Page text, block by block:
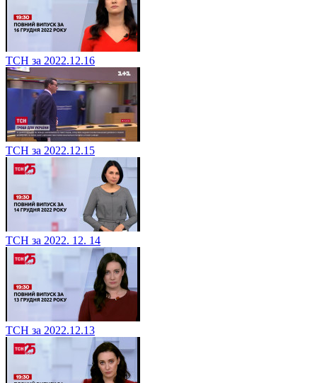
ТСН за 2022.12.16
ТСН за 2022.12.15
ТСН за 2022. 12. 14
ТСН за 2022.12.13